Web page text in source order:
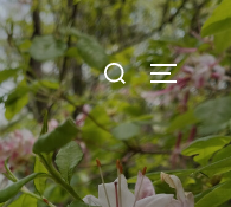
Rechercher :